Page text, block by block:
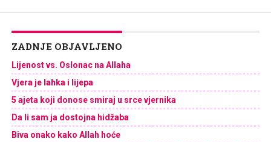
ZADNJE OBJAVLJENO
Lijenost vs. Oslonac na Allaha
Vjera je lahka i lijepa
5 ajeta koji donose smiraj u srce vjernika
Da li sam ja dostojna hidžaba
Biva onako kako Allah hoće